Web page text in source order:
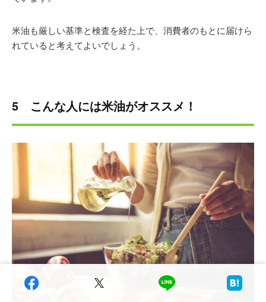
米油も厳しい基準と検査を経た上で、消費者のもとに届けら
れていると考えてよいでしょう。
5 こんな人には米油がオススメ！